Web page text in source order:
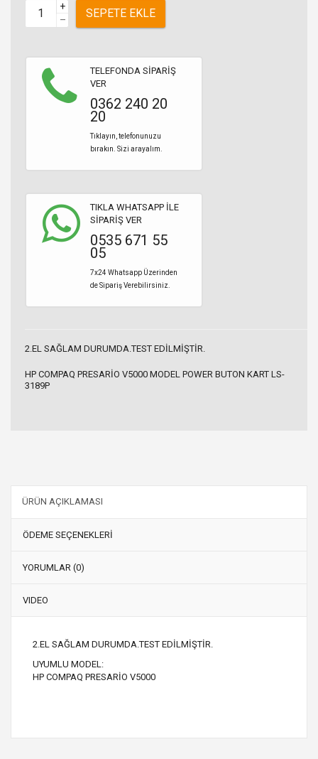
+
–
SEPETE EKLE
TELEFONDA SİPARİŞ
VER
0362 240 20
20
Tıklayın, telefonunuzu
bırakın. Sizi arayalım.
TIKLA WHATSAPP İLE
SİPARİŞ VER
0535 671 55
05
7x24 Whatsapp Üzerinden
de Sipariş Verebilirsiniz.
2.EL SAĞLAM DURUMDA.TEST EDİLMİŞTİR.
HP COMPAQ PRESARİO V5000 MODEL POWER BUTON KART LS-
3189P
ÜRÜN AÇIKLAMASI
ÖDEME SEÇENEKLERİ
YORUMLAR (0)
VIDEO
2.EL SAĞLAM DURUMDA.TEST EDİLMİŞTİR.
UYUMLU MODEL:
HP COMPAQ PRESARİO V5000